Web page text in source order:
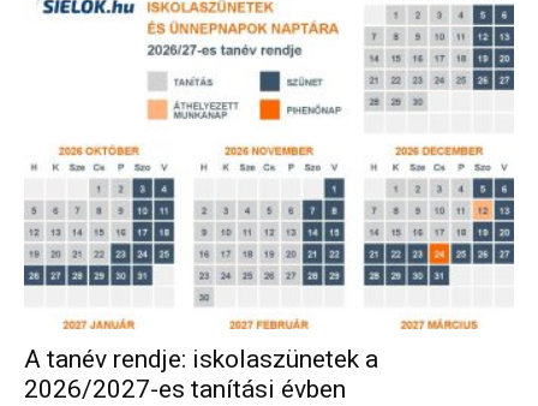
A tanév rendje: iskolaszünetek a
2026/2027-es tanítási évben